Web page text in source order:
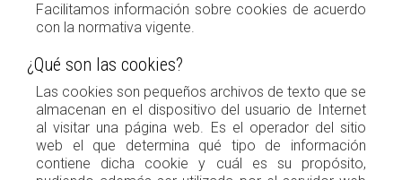
Facilitamos información sobre cookies de acuerdo
con la normativa vigente.
¿Qué son las cookies?
Las cookies son pequeños archivos de texto que se
almacenan en el dispositivo del usuario de Internet
al visitar una página web. Es el operador del sitio
web el que determina qué tipo de información
contiene dicha cookie y cuál es su propósito,